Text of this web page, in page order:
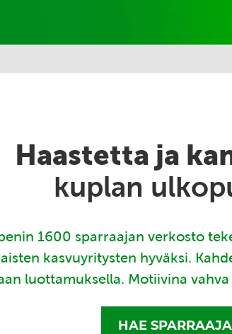
Haastetta ja
kuplan
1600 sparraajan verkosto
kasvuyritysten hyväksi.
luottamuksella. Motiivina
HAE